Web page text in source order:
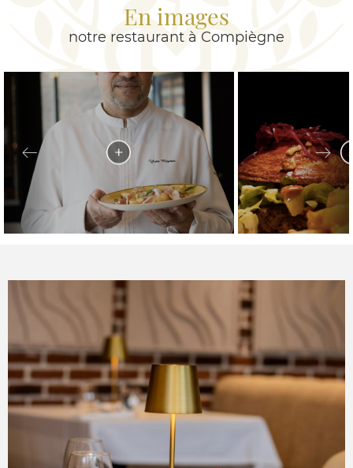
En images
notre restaurant à Compiègne